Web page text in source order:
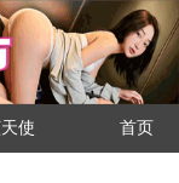
使 首页